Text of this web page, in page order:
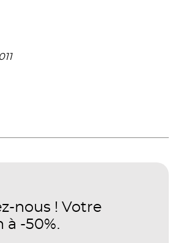
nous ! Votre
à -50%.